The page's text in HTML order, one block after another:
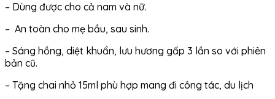
– Dùng được cho cả nam và nữ.
– An toàn cho mẹ bầu, sau sinh.
– Sáng hồng, diệt khuẩn, lưu hương gấp 3 lần so với phiên
bản cũ.
– Tặng chai nhỏ 15ml phù hợp mang đi công tác, du lịch